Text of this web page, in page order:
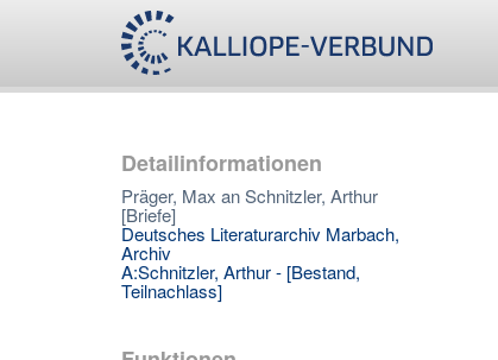
Detailinformationen
Präger, Max an Schnitzler, Arthur
[Briefe]
Deutsches Literaturarchiv Marbach,
Archiv
A:Schnitzler, Arthur - [Bestand,
Teilnachlass]